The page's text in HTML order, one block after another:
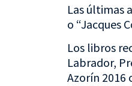
Las últimas
o “Jacques
Los libros
Labrador,
Azorín 2016